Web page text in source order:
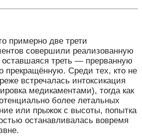
примерно две трети
совершили реализованную
треть — прерванную
прекращённую. Среди тех, кто не
встречалась интоксикация
медикаментами), тогда как
более летальных
или прыжок с высоты, попытка
останавливалась вовремя